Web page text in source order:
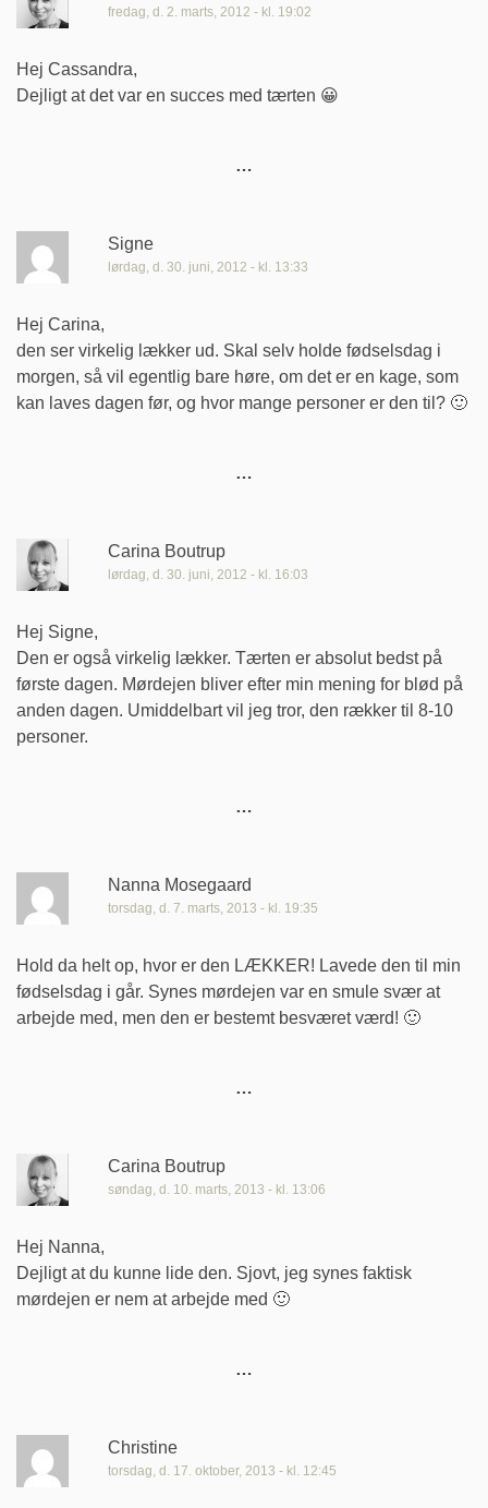
fredag, d. 2. marts, 2012 - kl. 19:02
Hej Cassandra,
Dejligt at det var en succes med tærten 😀
Signe
lørdag, d. 30. juni, 2012 - kl. 13:33
Hej Carina,
den ser virkelig lækker ud. Skal selv holde fødselsdag i
morgen, så vil egentlig bare høre, om det er en kage, som
kan laves dagen før, og hvor mange personer er den til? 🙂
Carina Boutrup
lørdag, d. 30. juni, 2012 - kl. 16:03
Hej Signe,
Den er også virkelig lækker. Tærten er absolut bedst på
første dagen. Mørdejen bliver efter min mening for blød på
anden dagen. Umiddelbart vil jeg tror, den rækker til 8-10
personer.
Nanna Mosegaard
torsdag, d. 7. marts, 2013 - kl. 19:35
Hold da helt op, hvor er den LÆKKER! Lavede den til min
fødselsdag i går. Synes mørdejen var en smule svær at
arbejde med, men den er bestemt besværet værd! 🙂
Carina Boutrup
søndag, d. 10. marts, 2013 - kl. 13:06
Hej Nanna,
Dejligt at du kunne lide den. Sjovt, jeg synes faktisk
mørdejen er nem at arbejde med 🙂
Christine
torsdag, d. 17. oktober, 2013 - kl. 12:45